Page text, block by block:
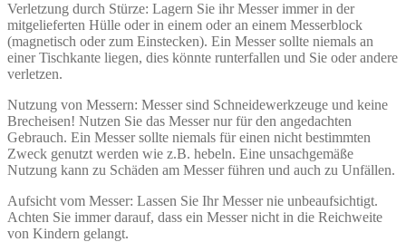
Verletzung durch Stürze: Lagern Sie ihr Messer immer in der
mitgelieferten Hülle oder in einem oder an einem Messerblock
(magnetisch oder zum Einstecken). Ein Messer sollte niemals an
einer Tischkante liegen, dies könnte runterfallen und Sie oder andere
verletzen.
Nutzung von Messern: Messer sind Schneidewerkzeuge und keine
Brecheisen! Nutzen Sie das Messer nur für den angedachten
Gebrauch. Ein Messer sollte niemals für einen nicht bestimmten
Zweck genutzt werden wie z.B. hebeln. Eine unsachgemäße
Nutzung kann zu Schäden am Messer führen und auch zu Unfällen.
Aufsicht vom Messer: Lassen Sie Ihr Messer nie unbeaufsichtigt.
Achten Sie immer darauf, dass ein Messer nicht in die Reichweite
von Kindern gelangt.